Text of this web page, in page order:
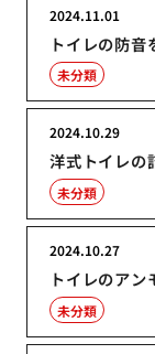
トイレの防音
2024.11.01
未分類
洋式トイレの
2024.10.29
未分類
トイレのア
2024.10.27
未分類